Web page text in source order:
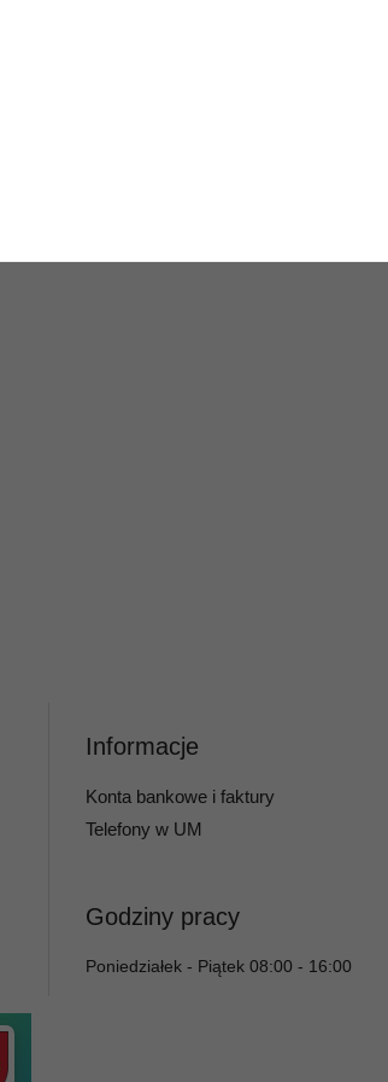
Informacje
Konta bankowe i faktury
Telefony w UM
Godziny pracy
Poniedziałek - Piątek 08:00 - 16:00